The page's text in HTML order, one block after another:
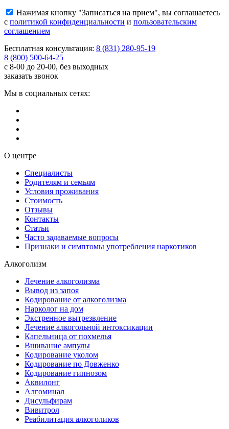
Нажимая кнопку "Записаться на прием", вы соглашаетесь
с политикой конфиденциальности и пользовательским
соглашением
Бесплатная консультация: 8 (831) 280-95-19
8 (800) 500-64-25
с 8-00 до 20-00, без выходных
заказать звонок
Мы в социальных сетях:
О центре
Специалисты
Родителям и семьям
Условия проживания
Стоимость
Отзывы
Контакты
Статьи
Часто задаваемые вопросы
Признаки и симптомы употребления наркотиков
Алкоголизм
Лечение алкоголизма
Вывод из запоя
Кодирование от алкоголизма
Нарколог на дом
Экстренное вытрезвление
Лечение алкогольной интоксикации
Капельница от похмелья
Вшивание ампулы
Кодирование уколом
Кодирование по Довженко
Кодирование гипнозом
Аквилонг
Алгоминал
Дисульфирам
Вивитрол
Реабилитация алкоголиков